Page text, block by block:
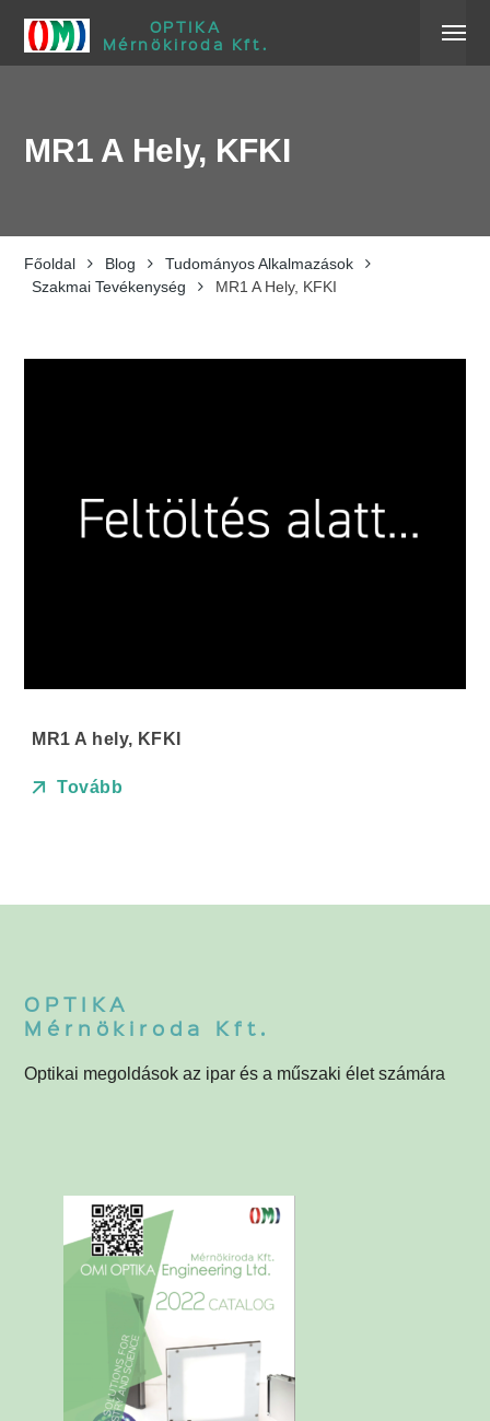
OPTIKA
Mérnökiroda Kft.
MR1 A Hely, KFKI
Főoldal Blog
Tudományos Alkalmazások
Szakmai Tevékenység
MR1 A Hely, KFKI
MR1 A hely, KFKI
Tovább
OPTIKA
Mérnökiroda Kft.
Optikai megoldások az ipar és a műszaki élet számára